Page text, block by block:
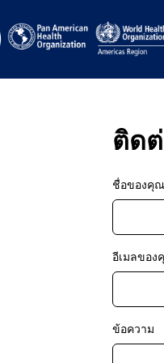
ติดต่
ชื่อของคุณ
อีเมลของ
ข้อความ